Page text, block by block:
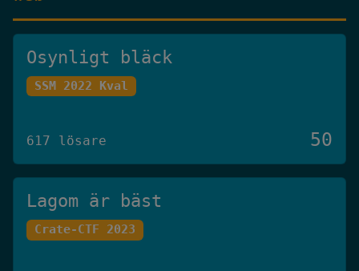
Osynligt bläck
SSM 2022 Kval
617 lösare 50
Lagom är bäst
Crate-CTF 2023